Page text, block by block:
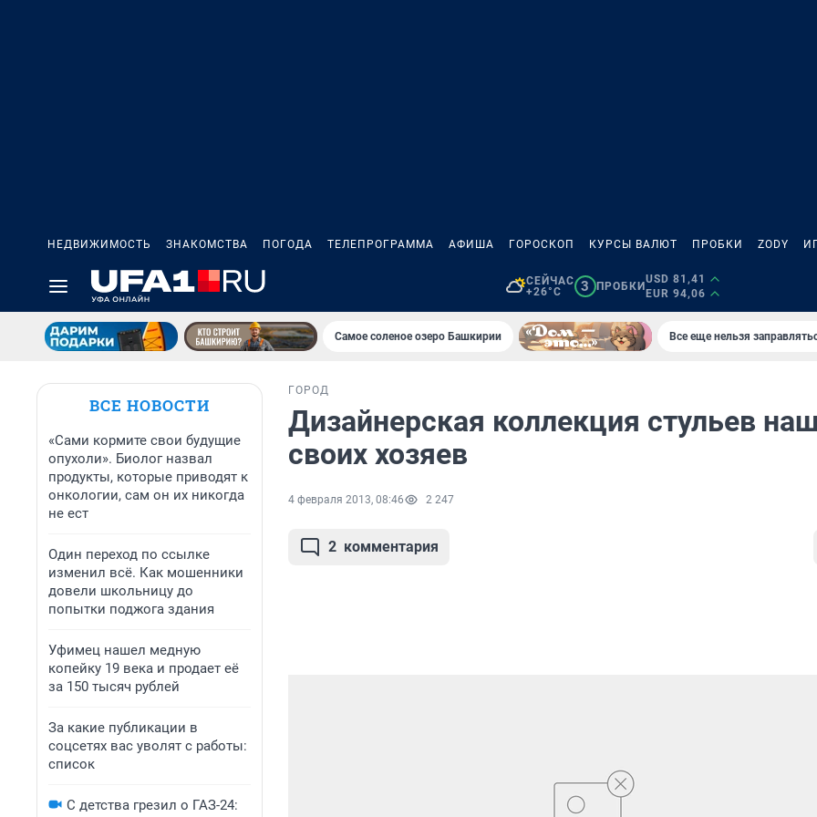
НЕДВИЖИМОСТЬ ЗНАКОМСТВА ПОГОДА ТЕЛЕПРОГРАММА АФИША ГОРОСКОП КУРСЫ ВАЛЮТ ПРОБКИ ZODY
СЕЙЧАС
+26°C
3 ПРОБКИ
USD 81,41
EUR 94,06
Самое соленое озеро Башкирии Все еще нельзя
ВСЕ НОВОСТИ
«Сами кормите свои будущие
опухоли». Биолог назвал
продукты, которые приводят к
онкологии, сам он их никогда
не ест
Один переход по ссылке
изменил всё. Как мошенники
довели школьницу до
попытки поджога здания
Уфимец нашел медную
копейку 19 века и продает её
за 150 тысяч рублей
За какие публикации в
соцсетях вас уволят с работы:
список
С детства грезил о ГАЗ-24:
ГОРОД
Дизайнерская коллекция стульев
своих хозяев
4 февраля 2013, 08:46 2 247
2 комментария